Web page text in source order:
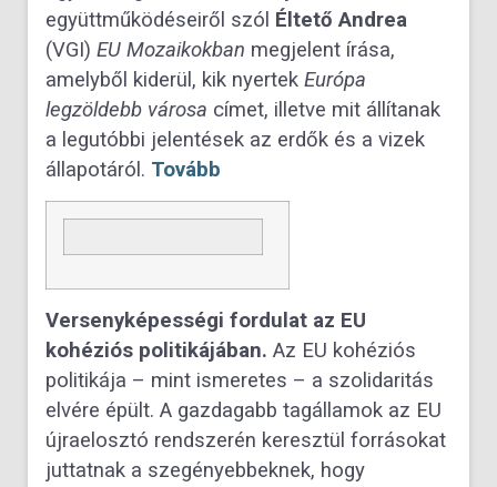
együttműködéseiről szól Éltető Andrea
(VGI) EU Mozaikokban megjelent írása,
amelyből kiderül, kik nyertek Európa
legzöldebb városa címet, illetve mit állítanak
a legutóbbi jelentések az erdők és a vizek
állapotáról. Tovább
Versenyképességi fordulat az EU
kohéziós politikájában. Az EU kohéziós
politikája – mint ismeretes – a szolidaritás
elvére épült. A gazdagabb tagállamok az EU
újraelosztó rendszerén keresztül forrásokat
juttatnak a szegényebbeknek, hogy